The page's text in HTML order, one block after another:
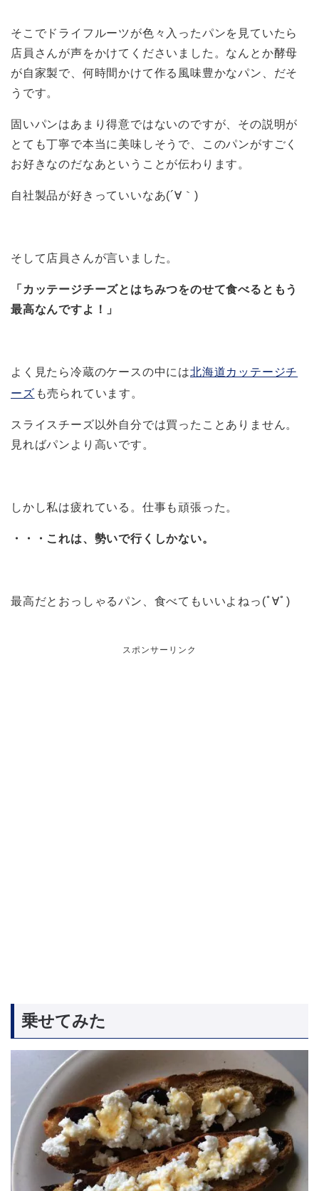
そこでドライフルーツが色々入ったパンを見ていたら
店員さんが声をかけてくださいました。なんとか酵母
が自家製で、何時間かけて作る風味豊かなパン、だそ
うです。
固いパンはあまり得意ではないのですが、その説明が
とても丁寧で本当に美味しそうで、このパンがすごく
お好きなのだなあということが伝わります。
自社製品が好きっていいなあ(´∀｀)
そして店員さんが言いました。
「カッテージチーズとはちみつをのせて食べるともう
最高なんですよ！」
よく見たら冷蔵のケースの中には北海道カッテージチ
ーズ も売られています。
スライスチーズ以外自分では買ったことありません。
見ればパンより高いです。
しかし私は疲れている。仕事も頑張った。
・・・これは、勢いで行くしかない。
最高だとおっしゃるパン、食べてもいいよねっ(ﾟ∀ﾟ)
スポンサーリンク
乗せてみた